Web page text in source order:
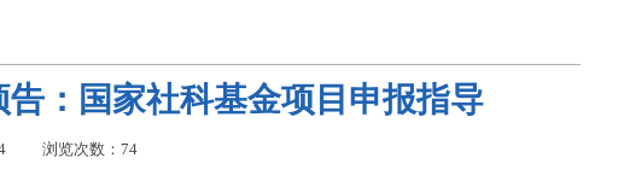
：国家社科基金项目申报指导
浏览次数： 74